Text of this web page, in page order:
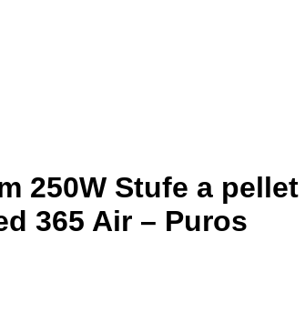
250W Stufe a
365 Air – Puros